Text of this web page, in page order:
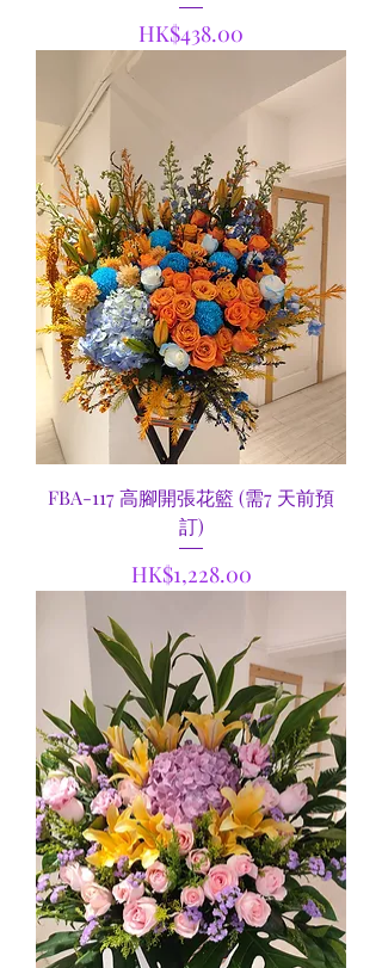
價格
HK$438.00
FBA-117 高腳開張花籃 (需7 天前預
訂)
價格
HK$1,228.00